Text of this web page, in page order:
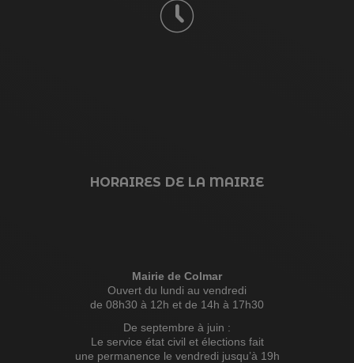
HORAIRES DE LA MAIRIE
Mairie de Colmar
Ouvert du lundi au vendredi
de 08h30 à 12h et de 14h à 17h30
De septembre à juin :
Le service état civil et élections fait
une permanence le vendredi jusqu’à 19h